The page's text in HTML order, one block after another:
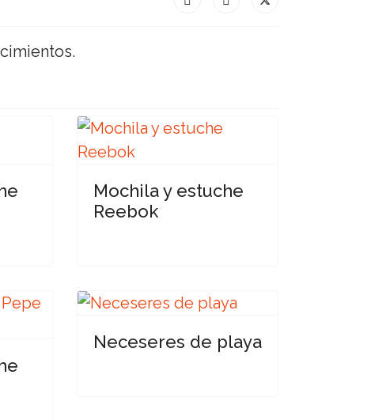
Mochila y estuche
Reebok
Neceseres de playa